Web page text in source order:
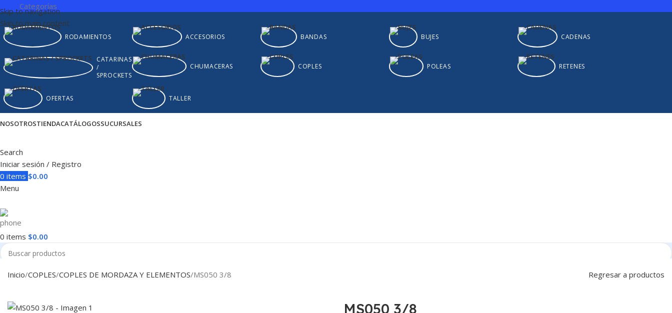
Skip to navigation
Skip to main content
Categorías
RODAMIENTOS ACCESORIOS BANDAS BUJES CADENAS
CATARINAS
/
SPROCKETS
CHUMACERAS COPLES POLEAS RETENES
OFERTAS TALLER
NOSOTROSTIENDACATÁLOGOSSUCURSALES
Search
Iniciar sesión / Registro
0 items $0.00
Menu
0 items $0.00
Search
Inicio COPLES COPLES DE MORDAZA Y ELEMENTOS MS050 3/8 Regresar a productos
MS050 3/8